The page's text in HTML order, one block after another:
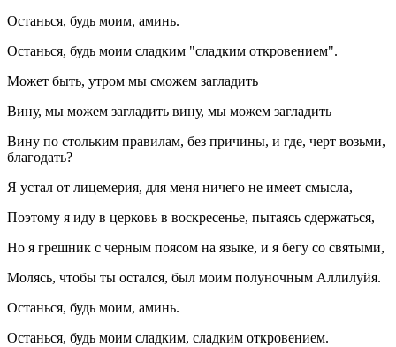
Останься, будь моим, аминь.
Останься, будь моим сладким "сладким откровением".
Может быть, утром мы сможем загладить
Вину, мы можем загладить вину, мы можем загладить
Вину по стольким правилам, без причины, и где, черт возьми,
благодать?
Я устал от лицемерия, для меня ничего не имеет смысла,
Поэтому я иду в церковь в воскресенье, пытаясь сдержаться,
Но я грешник с черным поясом на языке, и я бегу со святыми,
Молясь, чтобы ты остался, был моим полуночным Аллилуйя.
Останься, будь моим, аминь.
Останься, будь моим сладким, сладким откровением.